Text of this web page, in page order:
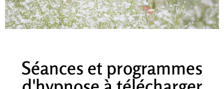
Séances et programmes